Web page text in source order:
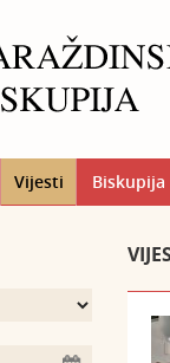
Vijesti Biskupija